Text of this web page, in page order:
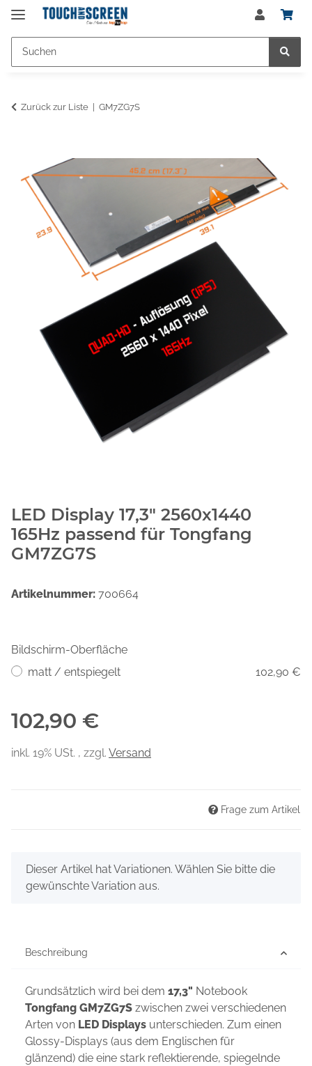
Zurück zur Liste GM7ZG7S
LED Display 17,3" 2560x1440
165Hz passend für Tongfang
GM7ZG7S
Artikelnummer: 700664
Bildschirm-Oberfläche
matt / entspiegelt
102,90 €
102,90 €
inkl. 19% USt. , zzgl. Versand
Frage zum Artikel
x
Dieser Artikel hat Variationen. Wählen Sie bitte die
gewünschte Variation aus.
Beschreibung
Grundsätzlich wird bei dem 17,3" Notebook
Tongfang GM7ZG7S zwischen zwei verschiedenen
Arten von LED Displays unterschieden. Zum einen
Glossy-Displays (aus dem Englischen für
glänzend) die eine stark reflektierende, spiegelnde